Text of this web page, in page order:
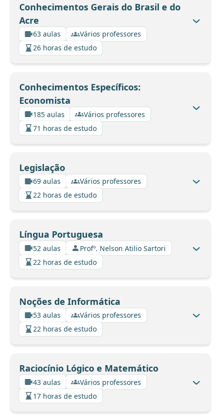
Conhecimentos Gerais do Brasil e do
Acre
63 aulas
Vários professores
26 horas de estudo
Conhecimentos Específicos:
Economista
185 aulas
Vários professores
71 horas de estudo
Legislação
69 aulas
Vários professores
22 horas de estudo
Língua Portuguesa
52 aulas
Profº. Nelson Atilio Sartori
22 horas de estudo
Noções de Informática
53 aulas
Vários professores
22 horas de estudo
Raciocínio Lógico e Matemático
43 aulas
Vários professores
17 horas de estudo